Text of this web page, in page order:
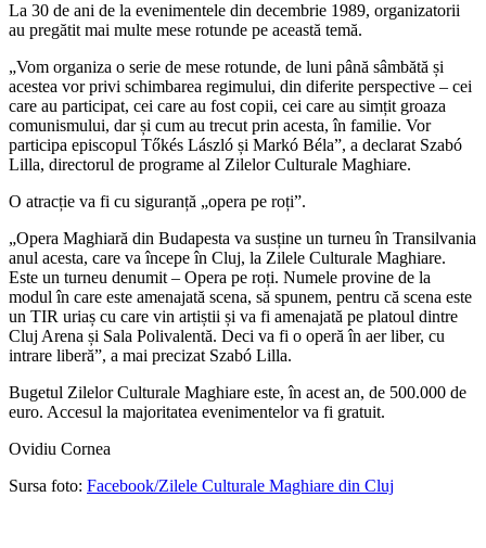
La 30 de ani de la evenimentele din decembrie 1989, organizatorii
au pregătit mai multe mese rotunde pe această temă.
„Vom organiza o serie de mese rotunde, de luni până sâmbătă și
acestea vor privi schimbarea regimului, din diferite perspective – cei
care au participat, cei care au fost copii, cei care au simțit groaza
comunismului, dar și cum au trecut prin acesta, în familie. Vor
participa episcopul Tőkés László și Markó Béla”, a declarat Szabó
Lilla, directorul de programe al Zilelor Culturale Maghiare.
O atracție va fi cu siguranță „opera pe roți”.
„Opera Maghiară din Budapesta va susține un turneu în Transilvania
anul acesta, care va începe în Cluj, la Zilele Culturale Maghiare.
Este un turneu denumit – Opera pe roți. Numele provine de la
modul în care este amenajată scena, să spunem, pentru că scena este
un TIR uriaș cu care vin artiștii și va fi amenajată pe platoul dintre
Cluj Arena și Sala Polivalentă. Deci va fi o operă în aer liber, cu
intrare liberă”, a mai precizat Szabó Lilla.
Bugetul Zilelor Culturale Maghiare este, în acest an, de 500.000 de
euro. Accesul la majoritatea evenimentelor va fi gratuit.
Ovidiu Cornea
Sursa foto: Facebook/Zilele Culturale Maghiare din Cluj